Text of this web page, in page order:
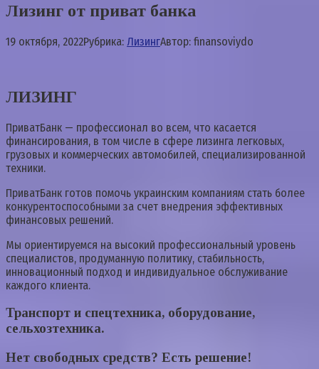
Лизинг от приват банка
19 октября, 2022Рубрика: ЛизингАвтор: finansoviydo
ЛИЗИНГ
ПриватБанк — профессионал во всем, что касается
финансирования, в том числе в сфере лизинга легковых,
грузовых и коммерческих автомобилей, специализированной
техники.
ПриватБанк готов помочь украинским компаниям стать более
конкурентоспособными за счет внедрения эффективных
финансовых решений.
Мы ориентируемся на высокий профессиональный уровень
специалистов, продуманную политику, стабильность,
инновационный подход и индивидуальное обслуживание
каждого клиента.
Транспорт и спецтехника, оборудование,
сельхозтехника.
Нет свободных средств? Есть решение!